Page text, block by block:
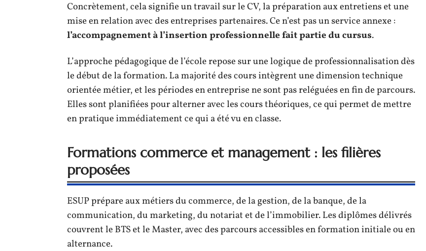
Concrètement, cela signifie un travail sur le CV, la préparation aux entretiens et une
mise en relation avec des entreprises partenaires. Ce n’est pas un service annexe :
l’accompagnement à l’insertion professionnelle fait partie du cursus.
L’approche pédagogique de l’école repose sur une logique de professionnalisation dès
le début de la formation. La majorité des cours intègrent une dimension technique
orientée métier, et les périodes en entreprise ne sont pas reléguées en fin de parcours.
Elles sont planifiées pour alterner avec les cours théoriques, ce qui permet de mettre
en pratique immédiatement ce qui a été vu en classe.
Formations commerce et management : les filières
proposées
ESUP prépare aux métiers du commerce, de la gestion, de la banque, de la
communication, du marketing, du notariat et de l’immobilier. Les diplômes délivrés
couvrent le BTS et le Master, avec des parcours accessibles en formation initiale ou en
alternance.